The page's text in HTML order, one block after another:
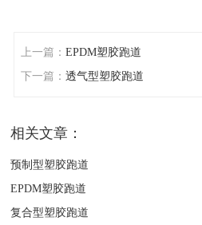
上一篇：EPDM塑胶跑道
下一篇：透气型塑胶跑道
相关文章：
预制型塑胶跑道
EPDM塑胶跑道
复合型塑胶跑道